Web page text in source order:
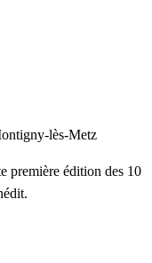
lès-Metz
première édition des 10